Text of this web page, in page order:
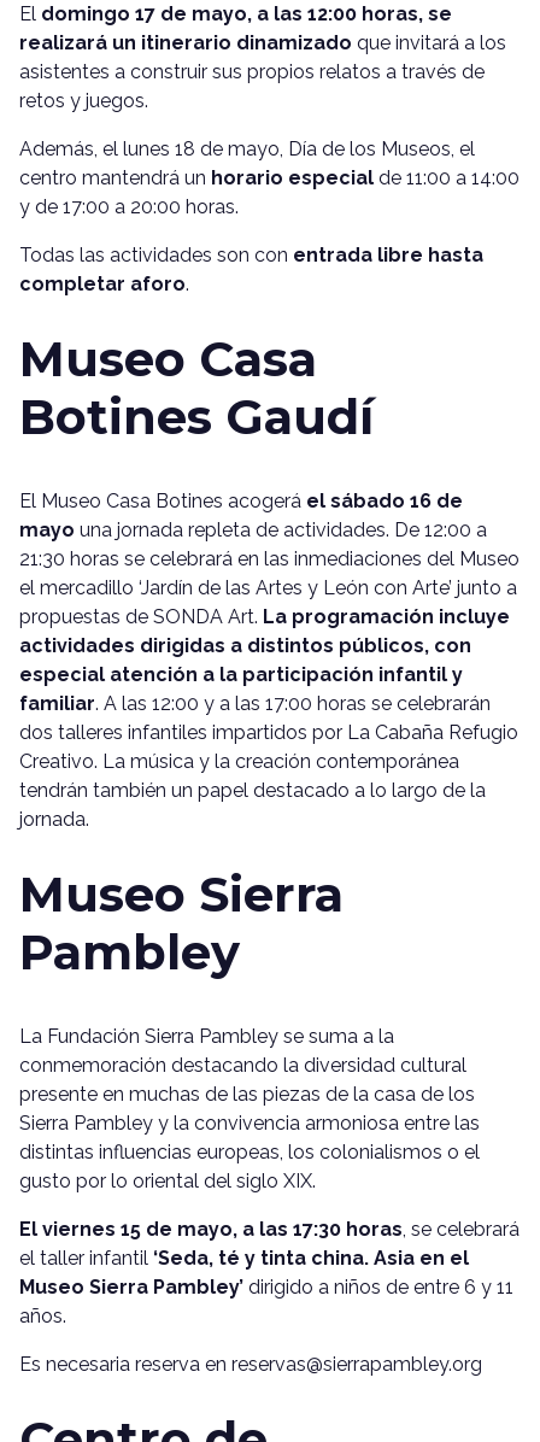
El domingo 17 de mayo, a las 12:00 horas, se
realizará un itinerario dinamizado que invitará a los
asistentes a construir sus propios relatos a través de
retos y juegos.
Además, el lunes 18 de mayo, Día de los Museos, el
centro mantendrá un horario especial de 11:00 a 14:00
y de 17:00 a 20:00 horas.
Todas las actividades son con entrada libre hasta
completar aforo.
Museo Casa
Botines Gaudí
El Museo Casa Botines acogerá el sábado 16 de
mayo una jornada repleta de actividades. De 12:00 a
21:30 horas se celebrará en las inmediaciones del Museo
el mercadillo ‘Jardín de las Artes y León con Arte’ junto a
propuestas de SONDA Art. La programación incluye
actividades dirigidas a distintos públicos, con
especial atención a la participación infantil y
familiar. A las 12:00 y a las 17:00 horas se celebrarán
dos talleres infantiles impartidos por La Cabaña Refugio
Creativo. La música y la creación contemporánea
tendrán también un papel destacado a lo largo de la
jornada.
Museo Sierra
Pambley
La Fundación Sierra Pambley se suma a la
conmemoración destacando la diversidad cultural
presente en muchas de las piezas de la casa de los
Sierra Pambley y la convivencia armoniosa entre las
distintas influencias europeas, los colonialismos o el
gusto por lo oriental del siglo XIX.
El viernes 15 de mayo, a las 17:30 horas, se celebrará
el taller infantil ‘Seda, té y tinta china. Asia en el
Museo Sierra Pambley’ dirigido a niños de entre 6 y 11
años.
Es necesaria reserva en reservas@sierrapambley.org